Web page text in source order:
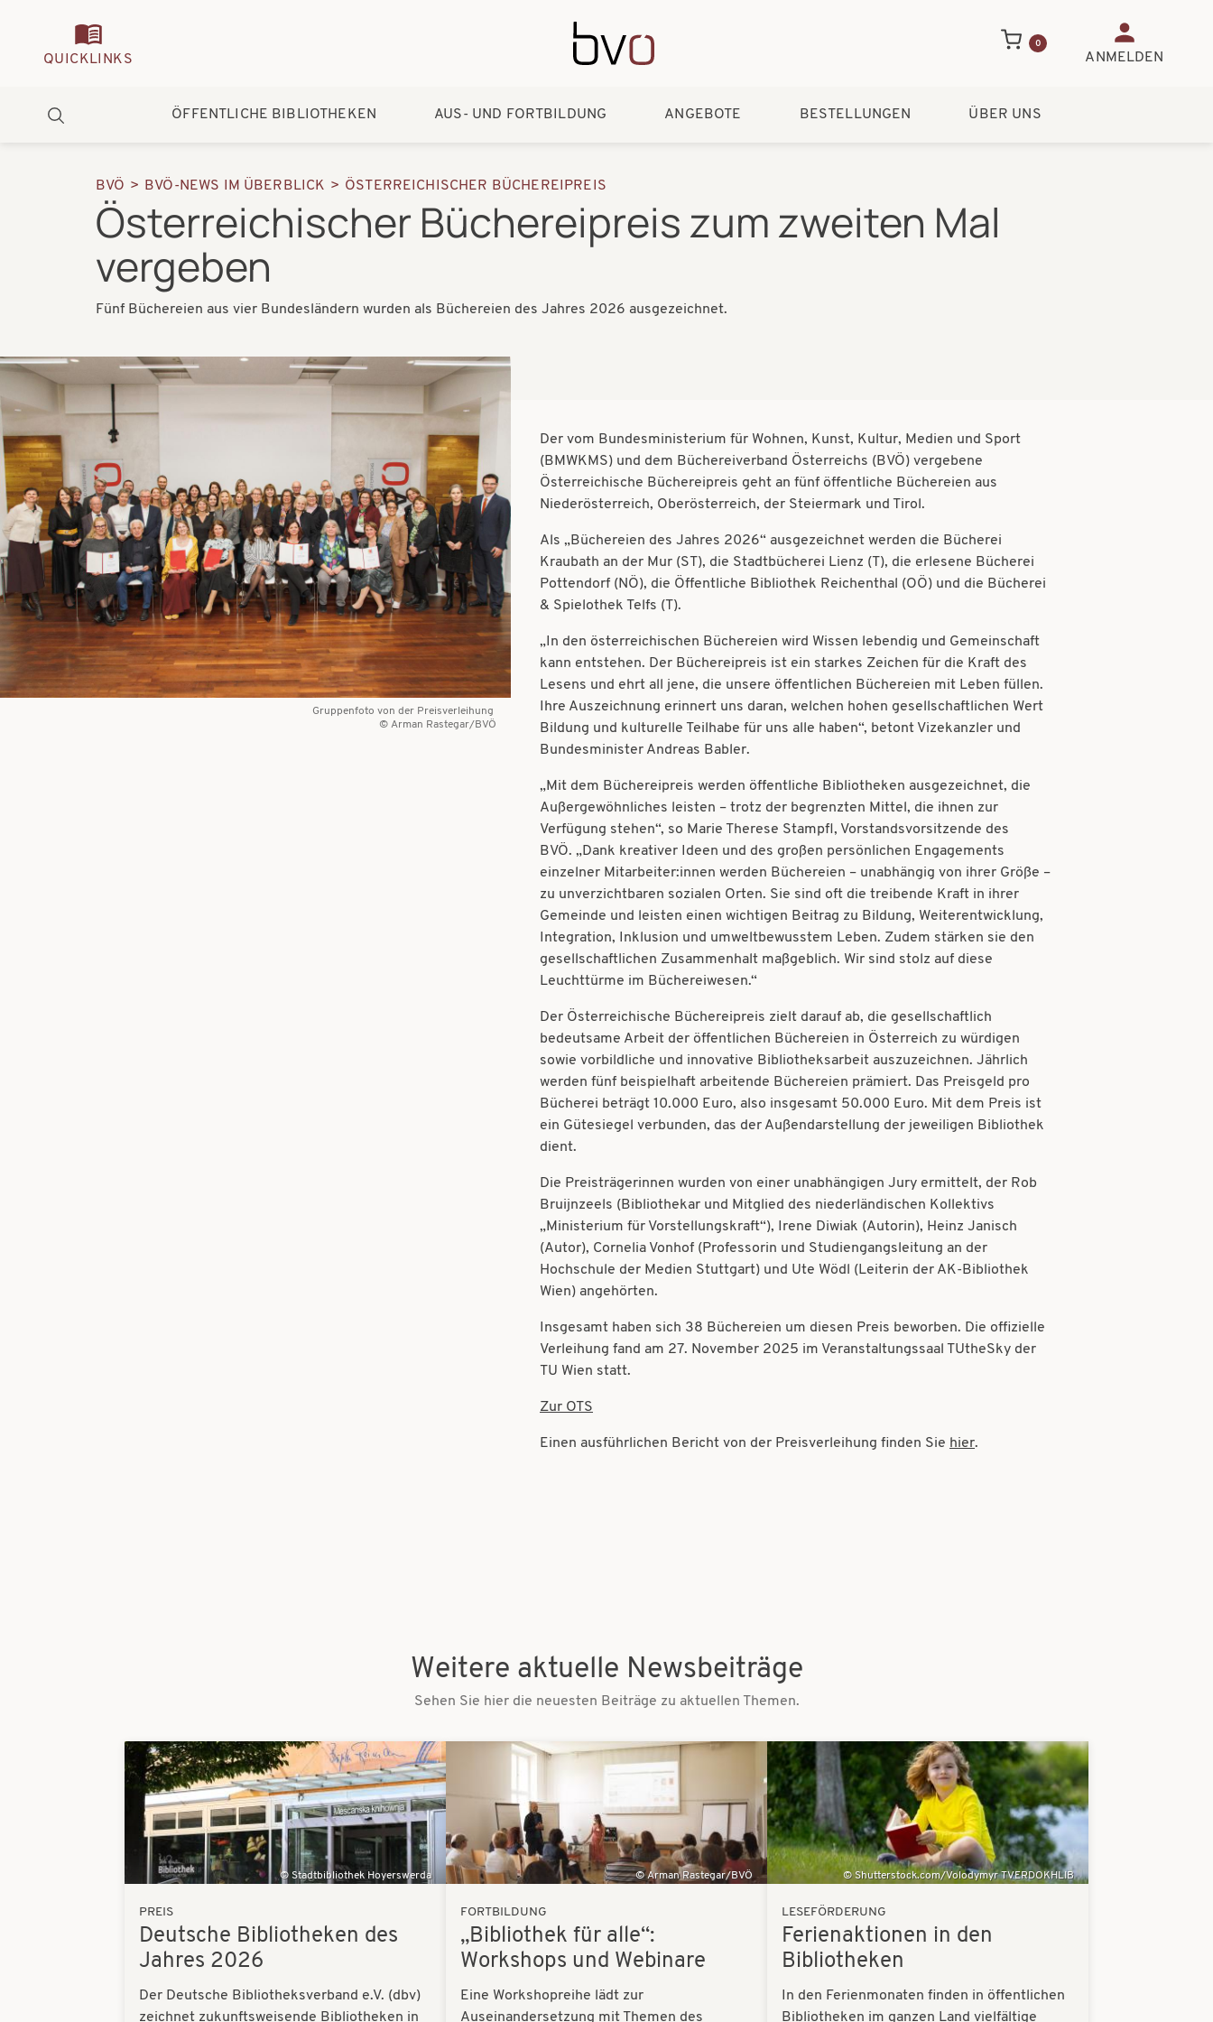
Direkt zum Inhalt
Quickmenu
QUICKLINKS
0
ANMELDEN
Hauptnavigation
ÖFFENTLICHE BIBLIOTHEKEN AUS- UND FORTBILDUNG ANGEBOTE BESTELLUNGEN ÜBER UNS
Suche
Pfadnavigation
BVÖ BVÖ-NEWS IM ÜBERBLICK ÖSTERREICHISCHER BÜCHEREIPREIS
Österreichischer Büchereipreis zum zweiten Mal
vergeben
Fünf Büchereien aus vier Bundesländern wurden als Büchereien des Jahres 2026 ausgezeichnet.
Bilder
Gruppenfoto von der Preisverleihung
Arman Rastegar/BVÖ
Der vom Bundesministerium für Wohnen, Kunst, Kultur, Medien und Sport
(BMWKMS) und dem Büchereiverband Österreichs (BVÖ) vergebene
Österreichische Büchereipreis geht an fünf öffentliche Büchereien aus
Niederösterreich, Oberösterreich, der Steiermark und Tirol.
Als „Büchereien des Jahres 2026“ ausgezeichnet werden die Bücherei
Kraubath an der Mur (ST), die Stadtbücherei Lienz (T), die erlesene Bücherei
Pottendorf (NÖ), die Öffentliche Bibliothek Reichenthal (OÖ) und die Bücherei
& Spielothek Telfs (T).
„In den österreichischen Büchereien wird Wissen lebendig und Gemeinschaft
kann entstehen. Der Büchereipreis ist ein starkes Zeichen für die Kraft des
Lesens und ehrt all jene, die unsere öffentlichen Büchereien mit Leben füllen.
Ihre Auszeichnung erinnert uns daran, welchen hohen gesellschaftlichen Wert
Bildung und kulturelle Teilhabe für uns alle haben“, betont Vizekanzler und
Bundesminister Andreas Babler.
„Mit dem Büchereipreis werden öffentliche Bibliotheken ausgezeichnet, die
Außergewöhnliches leisten – trotz der begrenzten Mittel, die ihnen zur
Verfügung stehen“, so Marie Therese Stampfl, Vorstandsvorsitzende des
BVÖ. „Dank kreativer Ideen und des großen persönlichen Engagements
einzelner Mitarbeiter:innen werden Büchereien – unabhängig von ihrer Größe –
zu unverzichtbaren sozialen Orten. Sie sind oft die treibende Kraft in ihrer
Gemeinde und leisten einen wichtigen Beitrag zu Bildung, Weiterentwicklung,
Integration, Inklusion und umweltbewusstem Leben. Zudem stärken sie den
gesellschaftlichen Zusammenhalt maßgeblich. Wir sind stolz auf diese
Leuchttürme im Büchereiwesen.“
Der Österreichische Büchereipreis zielt darauf ab, die gesellschaftlich
bedeutsame Arbeit der öffentlichen Büchereien in Österreich zu würdigen
sowie vorbildliche und innovative Bibliotheksarbeit auszuzeichnen. Jährlich
werden fünf beispielhaft arbeitende Büchereien prämiert. Das Preisgeld pro
Bücherei beträgt 10.000 Euro, also insgesamt 50.000 Euro. Mit dem Preis ist
ein Gütesiegel verbunden, das der Außendarstellung der jeweiligen Bibliothek
dient.
Die Preisträgerinnen wurden von einer unabhängigen Jury ermittelt, der Rob
Bruijnzeels (Bibliothekar und Mitglied des niederländischen Kollektivs
„Ministerium für Vorstellungskraft“), Irene Diwiak (Autorin), Heinz Janisch
(Autor), Cornelia Vonhof (Professorin und Studiengangsleitung an der
Hochschule der Medien Stuttgart) und Ute Wödl (Leiterin der AK-Bibliothek
Wien) angehörten.
Insgesamt haben sich 38 Büchereien um diesen Preis beworben. Die offizielle
Verleihung fand am 27. November 2025 im Veranstaltungssaal TUtheSky der
TU Wien statt.
Zur OTS
Einen ausführlichen Bericht von der Preisverleihung finden Sie hier.
Weitere aktuelle Newsbeiträge
Sehen Sie hier die neuesten Beiträge zu aktuellen Themen.
Bilder
Stadtbibliothek Hoyerswerda
PREIS
Deutsche Bibliotheken des
Jahres 2026
Der Deutsche Bibliotheksverband e.V. (dbv)
zeichnet zukunftsweisende Bibliotheken in
Arman Rastegar/BVÖ
FORTBILDUNG
„Bibliothek für alle“:
Workshops und Webinare
Eine Workshopreihe lädt zur
Auseinandersetzung mit Themen des
Bilder
Shutterstock.com/Volodymyr TVERDOKHLIB
LESEFÖRDERUNG
Ferienaktionen in den
Bibliotheken
In den Ferienmonaten finden in öffentlichen
Bibliotheken im ganzen Land vielfältige